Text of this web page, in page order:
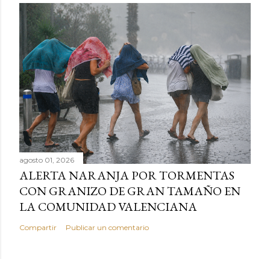
agosto 01, 2026
ALERTA NARANJA POR TORMENTAS
CON GRANIZO DE GRAN TAMAÑO EN
LA COMUNIDAD VALENCIANA
Compartir Publicar un comentario